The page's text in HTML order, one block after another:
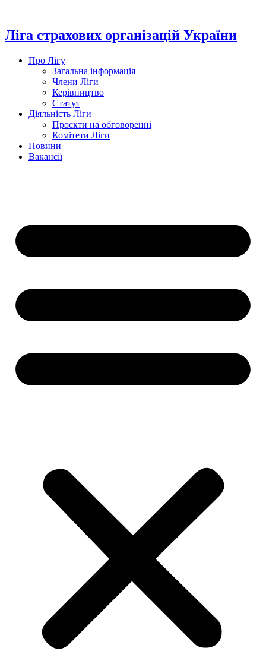
вмісту
Ліга страхових організацій України
Про Лігу
Загальна інформація
Члени Ліги
Керівництво
Статут
Діяльність Ліги
Проєкти на обговоренні
Комітети Ліги
Новини
Вакансії